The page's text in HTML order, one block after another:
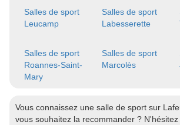
Salles de sport
Leucamp
Salles de sport
Labesserette
Salles de sport
Roannes-Saint-
Mary
Salles de sport
Marcolès
Vous connaissez une salle de sport sur
vous souhaitez la recommander ?